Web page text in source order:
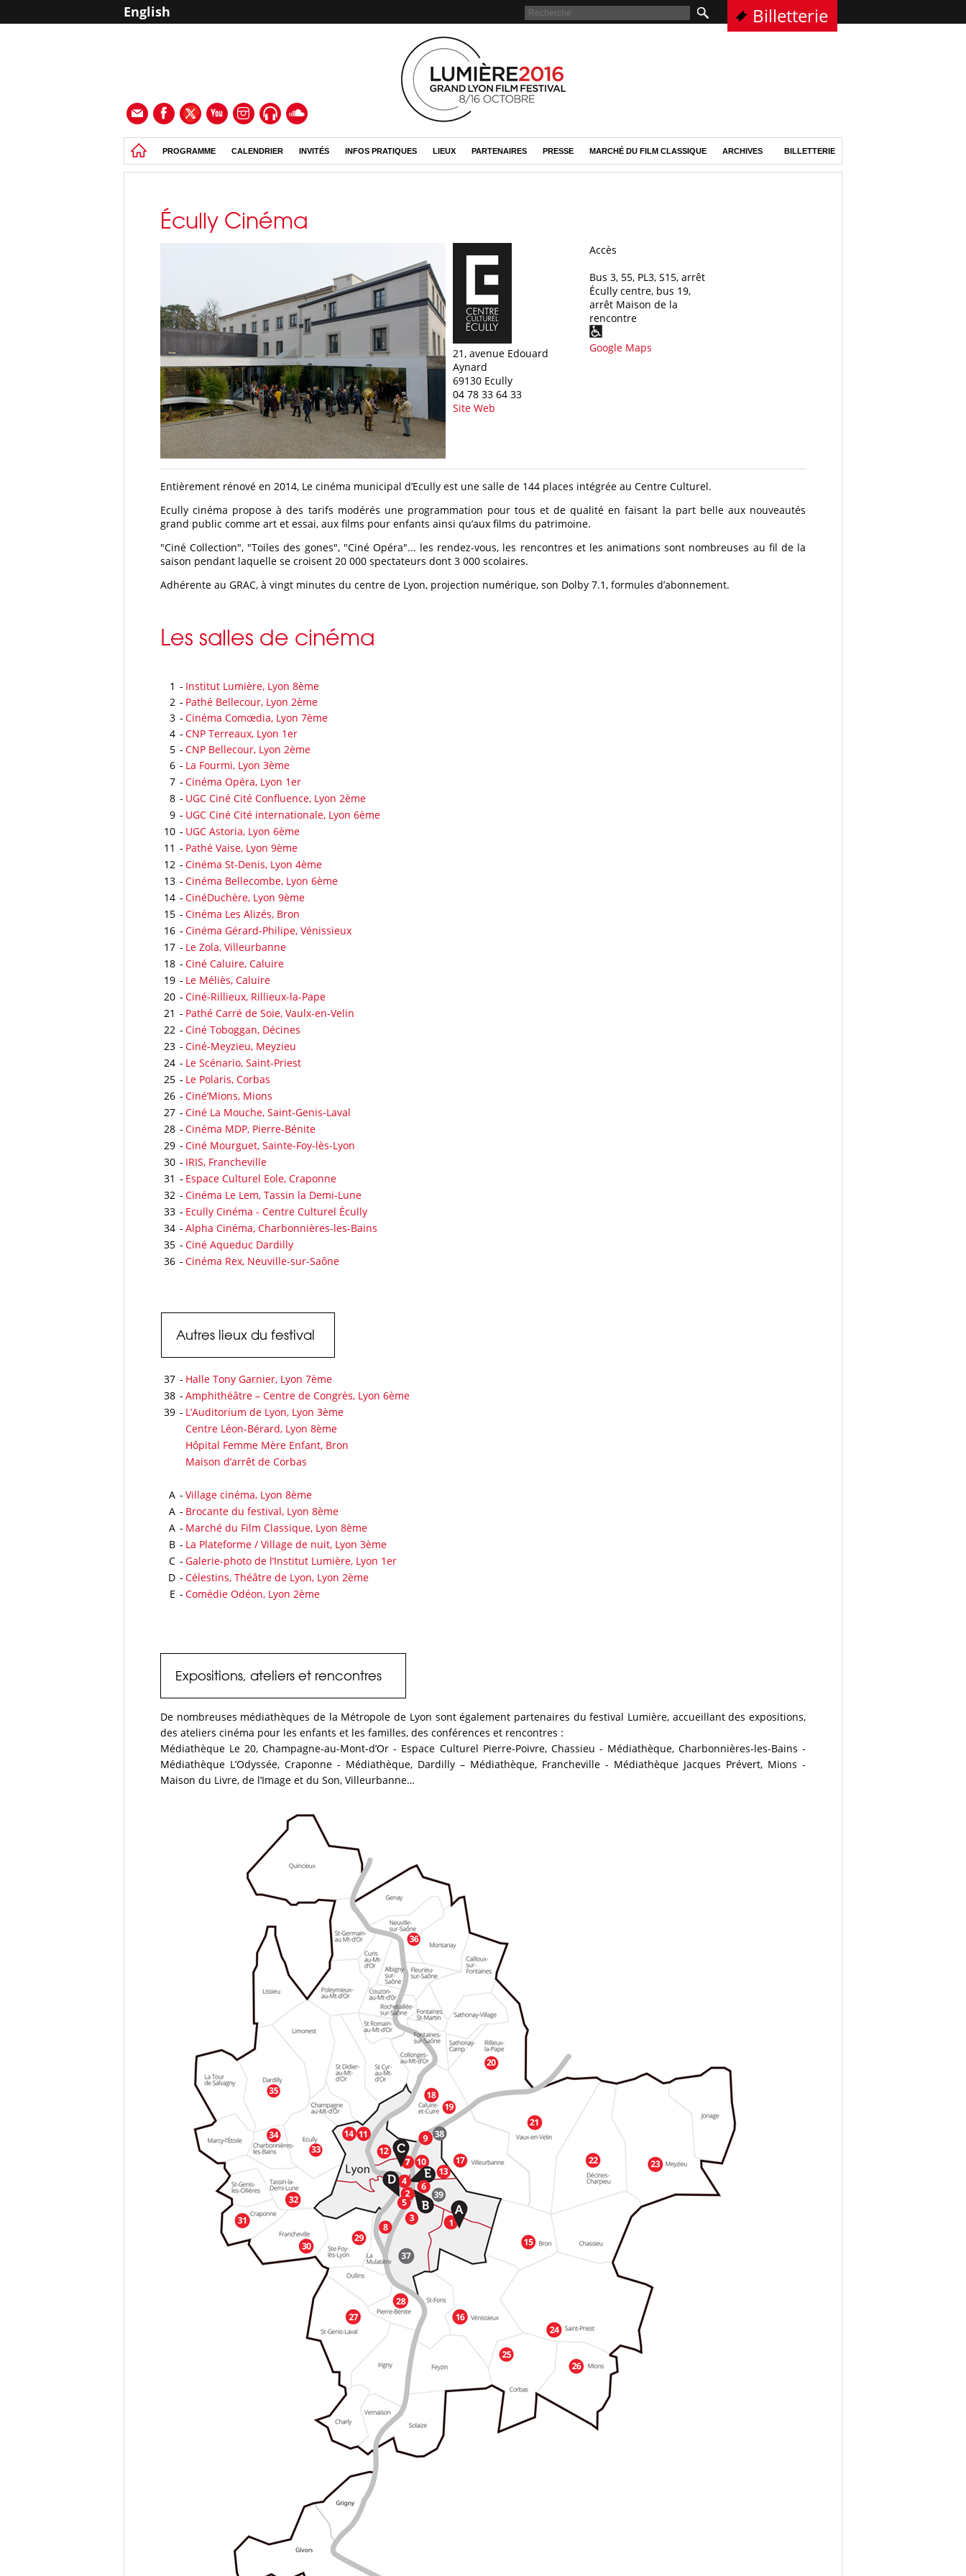
English Billetterie
PROGRAMME CALENDRIER INVITÉS INFOS PRATIQUES LIEUX PARTENAIRES PRESSE MARCHÉ DU FILM CLASSIQUE ARCHIVES BILLETTERIE
Écully Cinéma
21, avenue Edouard
Aynard
69130 Ecully
04 78 33 64 33
Site Web
Accès
Bus 3, 55, PL3, S15, arrêt
Écully centre, bus 19,
arrêt Maison de la
rencontre
Google Maps
Entièrement rénové en 2014, Le cinéma municipal d’Ecully est une salle de 144 places intégrée au Centre Culturel.
Ecully cinéma propose à des tarifs modérés une programmation pour tous et de qualité en faisant la part belle aux nouveautés
grand public comme art et essai, aux films pour enfants ainsi qu’aux films du patrimoine.
"Ciné Collection", "Toiles des gones", "Ciné Opéra"... les rendez-vous, les rencontres et les animations sont nombreuses au fil de la
saison pendant laquelle se croisent 20 000 spectateurs dont 3 000 scolaires.
Adhérente au GRAC, à vingt minutes du centre de Lyon, projection numérique, son Dolby 7.1, formules d’abonnement.
Les salles de cinéma
1 - Institut Lumière, Lyon 8ème
2 - Pathé Bellecour, Lyon 2ème
3 - Cinéma Comœdia, Lyon 7ème
4 - CNP Terreaux, Lyon 1er
5 - CNP Bellecour, Lyon 2ème
6 - La Fourmi, Lyon 3ème
7 - Cinéma Opéra, Lyon 1er
8 - UGC Ciné Cité Confluence, Lyon 2ème
9 - UGC Ciné Cité internationale, Lyon 6ème
10 - UGC Astoria, Lyon 6ème
11 - Pathé Vaise, Lyon 9ème
12 - Cinéma St-Denis, Lyon 4ème
13 - Cinéma Bellecombe, Lyon 6ème
14 - CinéDuchère, Lyon 9ème
15 - Cinéma Les Alizés, Bron
16 - Cinéma Gérard-Philipe, Vénissieux
17 - Le Zola, Villeurbanne
18 - Ciné Caluire, Caluire
19 - Le Méliès, Caluire
20 - Ciné-Rillieux, Rillieux-la-Pape
21 - Pathé Carré de Soie, Vaulx-en-Velin
22 - Ciné Toboggan, Décines
23 - Ciné-Meyzieu, Meyzieu
24 - Le Scénario, Saint-Priest
25 - Le Polaris, Corbas
26 - Ciné’Mions, Mions
27 - Ciné La Mouche, Saint-Genis-Laval
28 - Cinéma MDP, Pierre-Bénite
29 - Ciné Mourguet, Sainte-Foy-lès-Lyon
30 - IRIS, Francheville
31 - Espace Culturel Eole, Craponne
32 - Cinéma Le Lem, Tassin la Demi-Lune
33 - Ecully Cinéma - Centre Culturel Écully
34 - Alpha Cinéma, Charbonnières-les-Bains
35 - Ciné Aqueduc Dardilly
36 - Cinéma Rex, Neuville-sur-Saône
Autres lieux du festival
37 - Halle Tony Garnier, Lyon 7ème
38 - Amphithéâtre – Centre de Congrès, Lyon 6ème
39 - L’Auditorium de Lyon, Lyon 3ème
Centre Léon-Bérard, Lyon 8ème
Hôpital Femme Mère Enfant, Bron
Maison d’arrêt de Corbas
A - Village cinéma, Lyon 8ème
A - Brocante du festival, Lyon 8ème
A - Marché du Film Classique, Lyon 8ème
B - La Plateforme / Village de nuit, Lyon 3ème
C - Galerie-photo de l’Institut Lumière, Lyon 1er
D - Célestins, Théâtre de Lyon, Lyon 2ème
E - Comédie Odéon, Lyon 2ème
Expositions, ateliers et rencontres
De nombreuses médiathèques de la Métropole de Lyon sont également partenaires du festival Lumière, accueillant des expositions,
des ateliers cinéma pour les enfants et les familles, des conférences et rencontres :
Médiathèque Le 20, Champagne-au-Mont-d’Or - Espace Culturel Pierre-Poivre, Chassieu - Médiathèque, Charbonnières-les-Bains -
Médiathèque L’Odyssée, Craponne - Médiathèque, Dardilly – Médiathèque, Francheville - Médiathèque Jacques Prévert, Mions -
Maison du Livre, de l’Image et du Son, Villeurbanne…